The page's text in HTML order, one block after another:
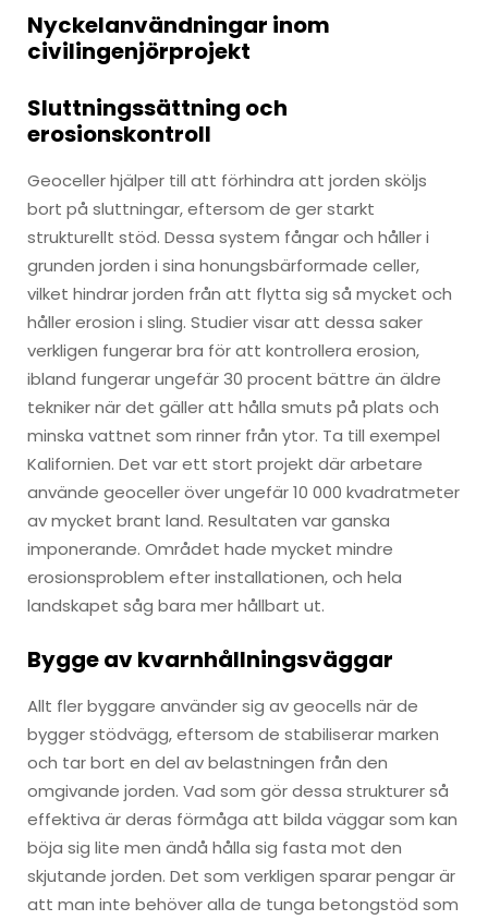
Nyckelanvändningar inom
civilingenjörprojekt
Sluttningssättning och
erosionskontroll
Geoceller hjälper till att förhindra att jorden sköljs
bort på sluttningar, eftersom de ger starkt
strukturellt stöd. Dessa system fångar och håller i
grunden jorden i sina honungsbärformade celler,
vilket hindrar jorden från att flytta sig så mycket och
håller erosion i sling. Studier visar att dessa saker
verkligen fungerar bra för att kontrollera erosion,
ibland fungerar ungefär 30 procent bättre än äldre
tekniker när det gäller att hålla smuts på plats och
minska vattnet som rinner från ytor. Ta till exempel
Kalifornien. Det var ett stort projekt där arbetare
använde geoceller över ungefär 10 000 kvadratmeter
av mycket brant land. Resultaten var ganska
imponerande. Området hade mycket mindre
erosionsproblem efter installationen, och hela
landskapet såg bara mer hållbart ut.
Bygge av kvarnhållningsväggar
Allt fler byggare använder sig av geocells när de
bygger stödvägg, eftersom de stabiliserar marken
och tar bort en del av belastningen från den
omgivande jorden. Vad som gör dessa strukturer så
effektiva är deras förmåga att bilda väggar som kan
böja sig lite men ändå hålla sig fasta mot den
skjutande jorden. Det som verkligen sparar pengar är
att man inte behöver alla de tunga betongstöd som